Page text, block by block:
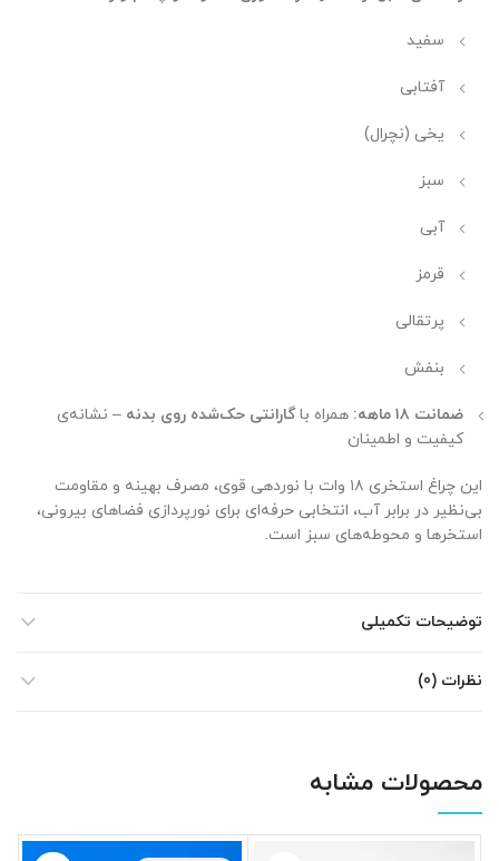
سفید
آفتابی
یخی (نچرال)
سبز
آبی
قرمز
پرتقالی
بنفش
ضمانت ۱۸ ماهه: همراه باگارانتی حک‌شده روی بدنه – نشانه‌ی
کیفیت و اطمینان
این چراغ استخری ۱۸ وات با نوردهی قوی، مصرف بهینه و مقاومت
بی‌نظیر در برابر آب، انتخابی حرفه‌ای برای نورپردازی فضاهای بیرونی،
استخرها و محوطه‌های سبز است.
توضیحات تکمیلی
نظرات (0)
محصولات مشابه